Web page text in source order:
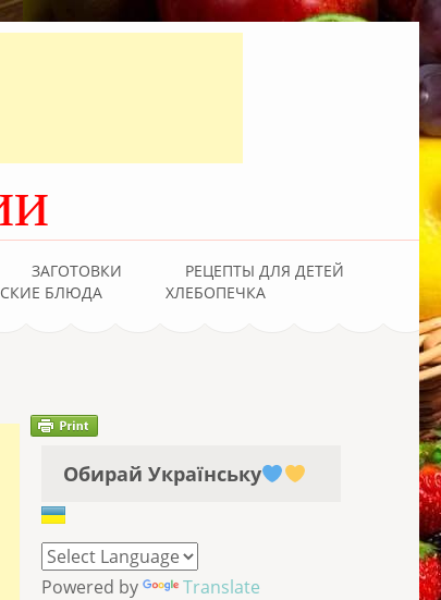
ЗАГОТОВКИ
РЕЦЕПТЫ ДЛЯ ДЕТЕЙ
БЛЮДА ХЛЕБОПЕЧКА
Обирай Українську
Powered by Translate